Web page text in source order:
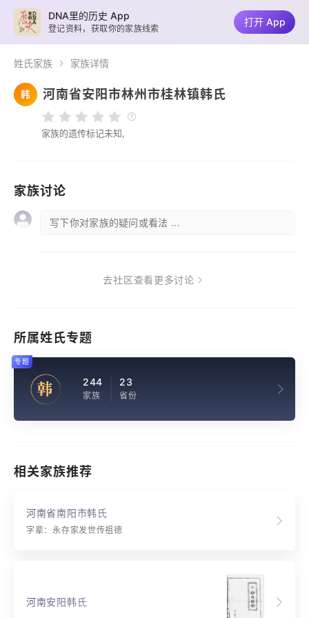
姓氏家族 家族详情
韩 河南省安阳市林州市桂林镇韩氏
家族的遗传标记未知,
家族讨论
写下你对家族的疑问或看法 ...
去社区查看更多讨论
所属姓氏专题
韩 244
家族
23
省份
专题
相关家族推荐
河南省南阳市韩氏
字辈：永存家发世传祖德
河南安阳韩氏
DNA里的历史 App
登记资料，获取你的家族线索
打开 App